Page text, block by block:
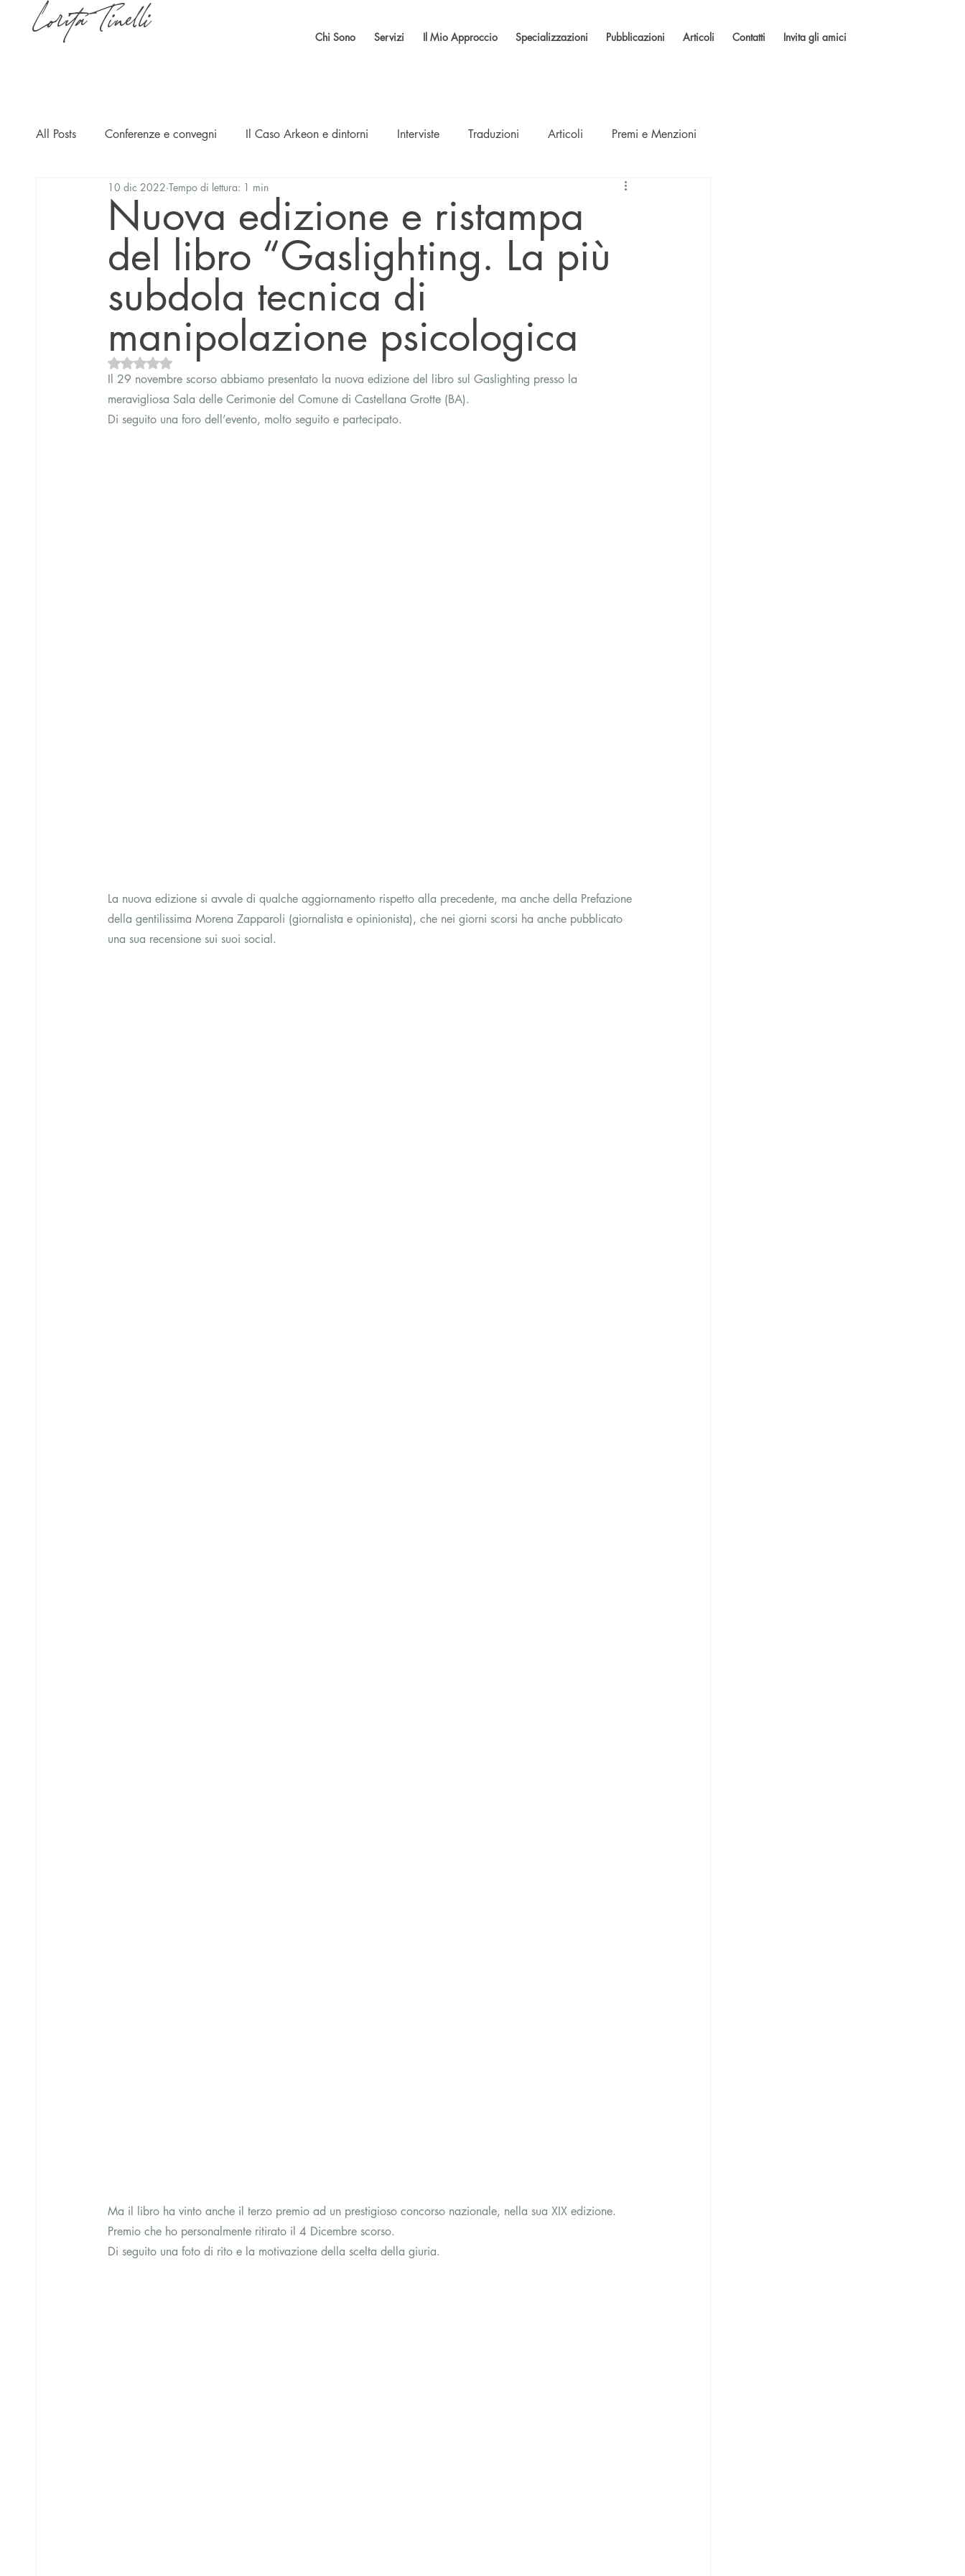
Lorita Tinelli Chi Sono Servizi Il Mio Approccio Specializzazioni Pubblicazioni Articoli Contatti Invita gli amici
All Posts Conferenze e convegni Il Caso Arkeon e dintorni Interviste Traduzioni Articoli Premi e Menzioni
Ripercussioni Articoli in inglese
Nuova edizione e ristampa
del libro “Gaslighting. La più
subdola tecnica di
manipolazione psicologica
10 dic 2022 Tempo di lettura: 1 min
Valutazione NaN stelle su 5.
Il 29 novembre scorso abbiamo presentato la nuova edizione del libro sul Gaslighting presso la
meravigliosa Sala delle Cerimonie del Comune di Castellana Grotte (BA).
Di seguito una foro dell’evento, molto seguito e partecipato.
La nuova edizione si avvale di qualche aggiornamento rispetto alla precedente, ma anche della Prefazione
della gentilissima Morena Zapparoli (giornalista e opinionista), che nei giorni scorsi ha anche pubblicato
una sua recensione sui suoi social.
Ma il libro ha vinto anche il terzo premio ad un prestigioso concorso nazionale, nella sua XIX edizione.
Premio che ho personalmente ritirato il 4 Dicembre scorso.
Di seguito una foto di rito e la motivazione della scelta della giuria.